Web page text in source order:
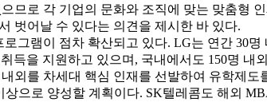
므로 각 기업의 문화와 조직에 맞는 맞춤형
벗어날 수 있다는 의견을 제시한 바 있다.
그램이 점차 확산되고 있다. LG는 연간 30명
득을 지원하고 있으며, 국내에서도 150명 내
외를 차세대 핵심 인재를 선발하여 유학제도
상으로 양성할 계획이다. SK텔레콤도 해외